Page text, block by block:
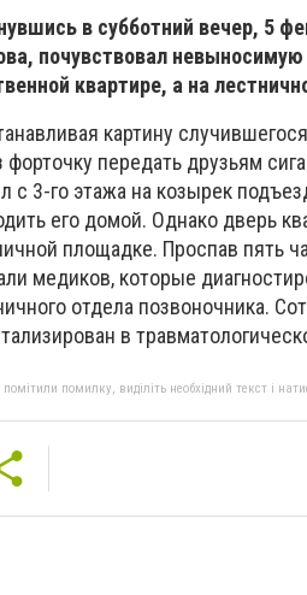
в субботний вечер, 5
почувствовал
квартире, а на
картину
форточку передать друзьям
с 3-го этажа на козырек
его домой. Однако дверь
площадке. Проспав пять
медиков, которые
отдела позвоночника.
в
помилку, виділіть необхідний текст і